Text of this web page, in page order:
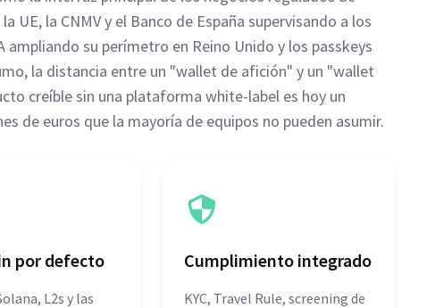
UE, la CNMV y el Banco de España supervisando a los
su perímetro en Reino Unido y los passkeys
la distancia entre un "wallet de afición" y un "wallet
creíble sin una plataforma white-label es hoy un
de euros que la mayoría de equipos no pueden asumir.
por defecto
L2s y las
Cumplimiento integrado
KYC, Travel Rule, screening de